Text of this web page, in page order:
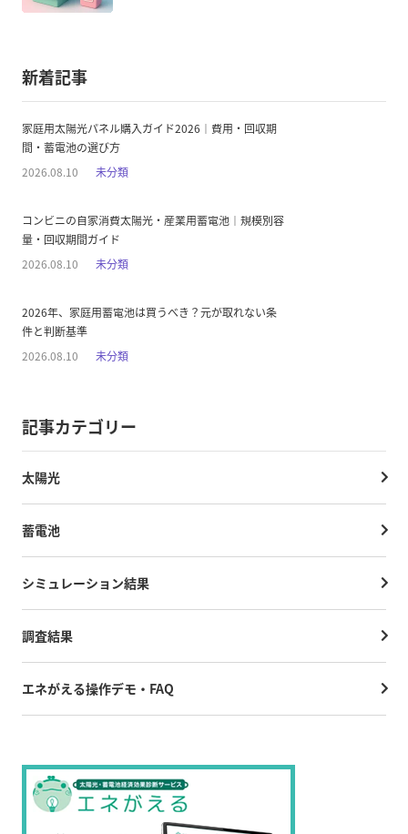
新着記事
家庭用太陽光パネル購入ガイド2026｜費用・回収期
間・蓄電池の選び方
2026.08.10
未分類
コンビニの自家消費太陽光・産業用蓄電池｜規模別容
量・回収期間ガイド
2026.08.10
未分類
2026年、家庭用蓄電池は買うべき？元が取れない条
件と判断基準
2026.08.10
未分類
記事カテゴリー
太陽光
蓄電池
シミュレーション結果
調査結果
エネがえる操作デモ・FAQ